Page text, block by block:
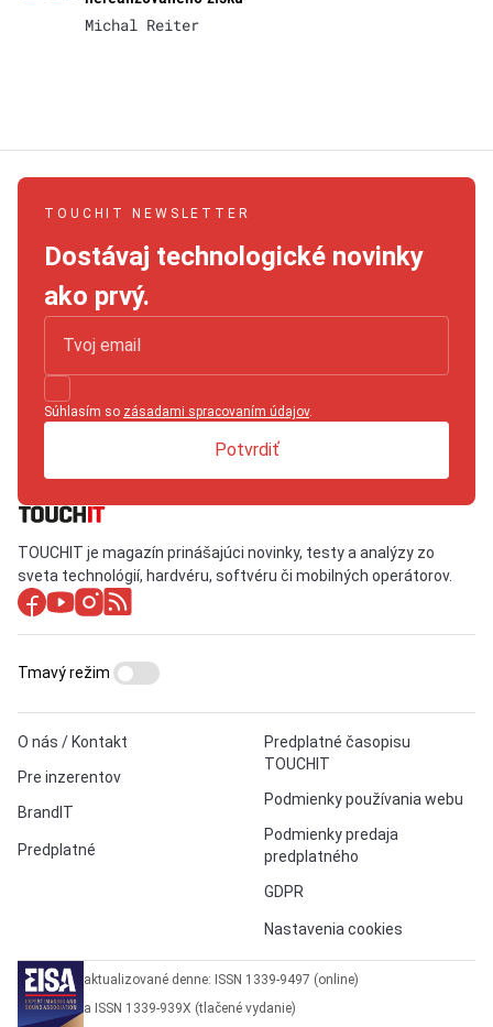
Michal Reiter
TOUCHIT NEWSLETTER
Dostávaj technologické novinky
ako prvý.
Súhlasím so zásadami spracovaním údajov.
Potvrdiť
TOUCHIT je magazín prinášajúci novinky, testy a analýzy zo
sveta technológií, hardvéru, softvéru či mobilných operátorov.
O nás / Kontakt
Pre inzerentov
BrandIT
Predplatné
Predplatné časopisu
TOUCHIT
Podmienky používania webu
Podmienky predaja
predplatného
GDPR
Nastavenia cookies
Tmavý režim
aktualizované denne: ISSN 1339-9497 (online)
a ISSN 1339-939X (tlačené vydanie)